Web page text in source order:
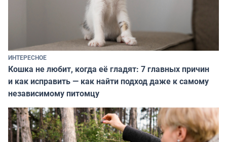
ИНТЕРЕСНОЕ
Кошка не любит, когда её гладят: 7 главных причин
и как исправить — как найти подход даже к самому
независимому питомцу